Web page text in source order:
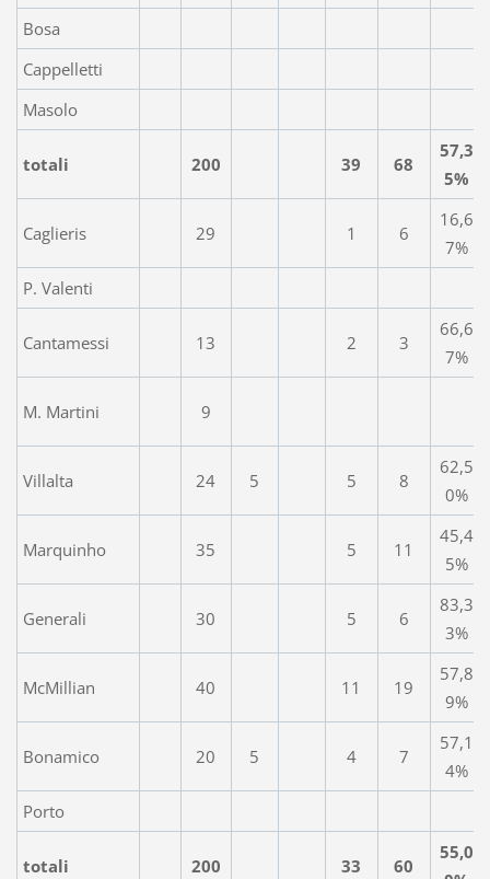
Bosa
Cappelletti
Masolo
totali 200 39 68
57,3
5%
Caglieris 29 1 6
16,6
7%
P. Valenti
Cantamessi 13 2 3
66,6
7%
M. Martini 9
Villalta 24 5 5 8
62,5
0%
Marquinho 35 5 11
45,4
5%
Generali 30 5 6
83,3
3%
McMillian 40 11 19
57,8
9%
Bonamico 20 5 4 7
57,1
4%
Porto
totali 200 33 60
55,0